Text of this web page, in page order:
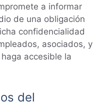
a informar
de una obligación
confidencialidad
asociados, y
accesible la
del